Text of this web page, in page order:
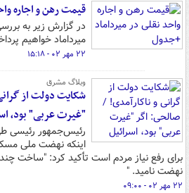
قیمت رهن و اجاره
در گزارش زیر به
میرداماد خواهیم‌
۲۲ مهر ۰۲ - ۱۵:۱۸
وبلاگ مشرق
شکایت دولت از
"غیرت عربی" بود،
رئیس‌جمهور رئیسی
اینکه نهضت ملی
برای رفع نیاز مردم است تأکید کرد: "ساخت
نهضت نامید. "
۲۲ مهر ۰۲ - ۰۹:۰۰